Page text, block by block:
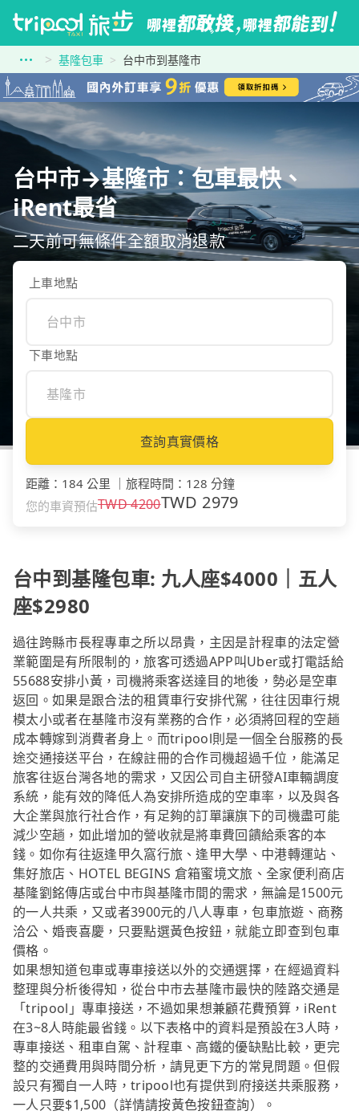
基隆包車 台中市到基隆市
台中市→基隆市：包車最快、
iRent最省
二天前可無條件全額取消退款
上車地點
下車地點
查詢真實價格
距離 ： 184 公里 旅程時間 ： 128 分鐘
您的車資預估TWD4200TWD 2979
台中到基隆包車: 九人座$4000｜五人
座$2980
過往跨縣市長程專車之所以昂貴，主因是計程車的法定營
業範圍是有所限制的，旅客可透過APP叫Uber或打電話給
55688安排小黃，司機將乘客送達目的地後，勢必是空車
返回。如果是跟合法的租賃車行安排代駕，往往因車行規
模太小或者在基隆市沒有業務的合作，必須將回程的空趟
成本轉嫁到消費者身上。而tripool則是一個全台服務的長
途交通接送平台，在線註冊的合作司機超過千位，能滿足
旅客往返台灣各地的需求，又因公司自主研發AI車輛調度
系統，能有效的降低人為安排所造成的空車率，以及與各
大企業與旅行社合作，有足夠的訂單讓旗下的司機盡可能
減少空趟，如此增加的營收就是將車費回饋給乘客的本
錢。如你有往返逢甲久窩行旅、逢甲大學、中港轉運站、
集好旅店、HOTEL BEGINS 倉箱蜜境文旅、全家便利商店
基隆劉銘傳店或台中市與基隆市間的需求，無論是1500元
的一人共乘，又或者3900元的八人專車，包車旅遊、商務
洽公、婚喪喜慶，只要點選黃色按鈕，就能立即查到包車
價格。
如果想知道包車或專車接送以外的交通選擇，在經過資料
整理與分析後得知，從台中市去基隆市最快的陸路交通是
「tripool」專車接送，不過如果想兼顧花費預算，iRent
在3~8人時能最省錢。以下表格中的資料是預設在3人時，
專車接送、租車自駕、計程車、高鐵的優缺點比較，更完
整的交通費用與時間分析，請見更下方的常見問題。但假
設只有獨自一人時，tripool也有提供到府接送共乘服務，
一人只要$1,500（詳情請按黃色按鈕查詢）。